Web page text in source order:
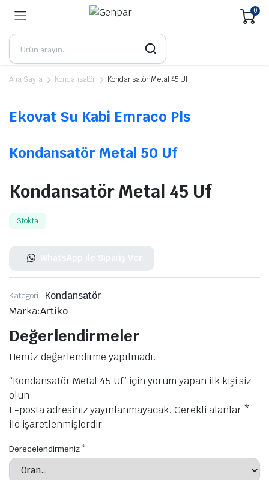
0
Ana Sayfa Kondansatör Kondansatör Metal 45 Uf
Ekovat Su Kabi Emraco Pls
Kondansatör Metal 50 Uf
Kondansatör Metal 45 Uf
Stokta
Kategori: Kondansatör
Marka:Artiko
Değerlendirmeler
Henüz değerlendirme yapılmadı.
“Kondansatör Metal 45 Uf” için yorum yapan ilk kişi siz
olun
E-posta adresiniz yayınlanmayacak. Gerekli alanlar *
ile işaretlenmişlerdir
Derecelendirmeniz*